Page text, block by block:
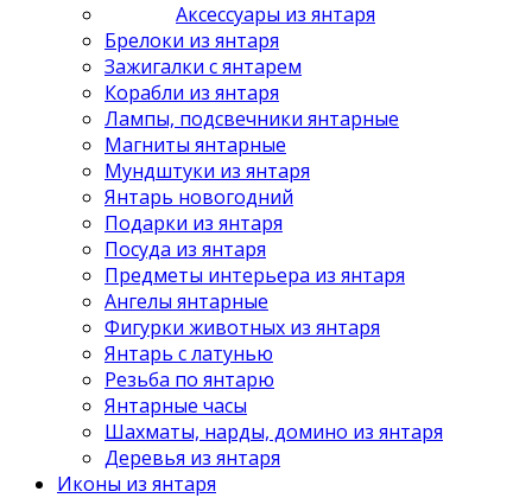
Аксессуары из янтаря
Брелоки из янтаря
Зажигалки с янтарем
Корабли из янтаря
Лампы, подсвечники янтарные
Магниты янтарные
Мундштуки из янтаря
Янтарь новогодний
Подарки из янтаря
Посуда из янтаря
Предметы интерьера из янтаря
Ангелы янтарные
Фигурки животных из янтаря
Янтарь с латунью
Резьба по янтарю
Янтарные часы
Шахматы, нарды, домино из янтаря
Деревья из янтаря
Иконы из янтаря